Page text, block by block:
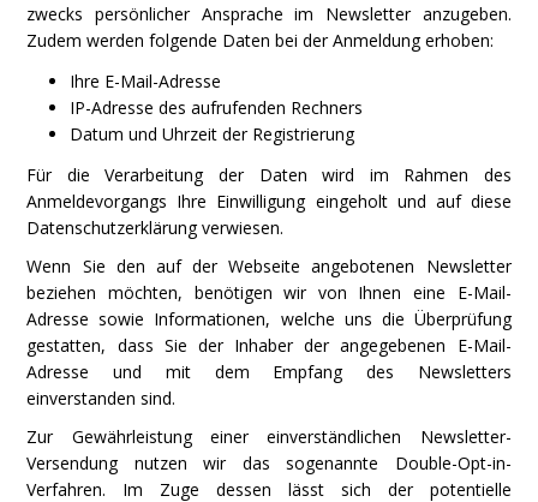
zwecks persönlicher Ansprache im Newsletter anzugeben.
Zudem werden folgende Daten bei der Anmeldung erhoben:
Ihre E-Mail-Adresse
IP-Adresse des aufrufenden Rechners
Datum und Uhrzeit der Registrierung
Für die Verarbeitung der Daten wird im Rahmen des
Anmeldevorgangs Ihre Einwilligung eingeholt und auf diese
Datenschutzerklärung verwiesen.
Wenn Sie den auf der Webseite angebotenen Newsletter
beziehen möchten, benötigen wir von Ihnen eine E-Mail-
Adresse sowie Informationen, welche uns die Überprüfung
gestatten, dass Sie der Inhaber der angegebenen E-Mail-
Adresse und mit dem Empfang des Newsletters
einverstanden sind.
Zur Gewährleistung einer einverständlichen Newsletter-
Versendung nutzen wir das sogenannte Double-Opt-in-
Verfahren. Im Zuge dessen lässt sich der potentielle